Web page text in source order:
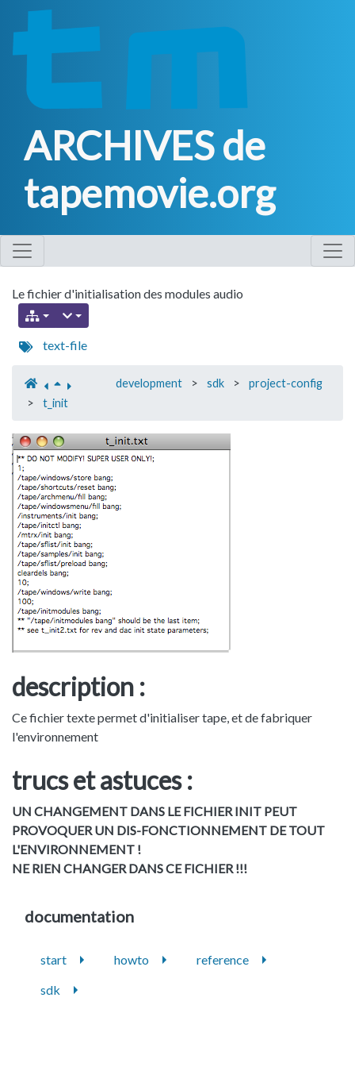
ARCHIVES de
tapemovie.org
Le fichier d'initialisation des modules audio
text-file
development > sdk >
project-config
>
t_init
description :
Ce fichier texte permet d'initialiser tape, et de fabriquer
l'environnement
trucs et astuces :
UN CHANGEMENT DANS LE FICHIER INIT PEUT
PROVOQUER UN DIS-FONCTIONNEMENT DE TOUT
L'ENVIRONNEMENT !
NE RIEN CHANGER DANS CE FICHIER !!!
documentation
start howto
reference
sdk